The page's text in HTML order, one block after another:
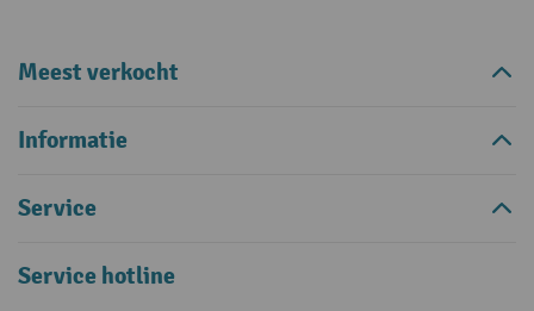
Meest verkocht
Informatie
Service
Service hotline